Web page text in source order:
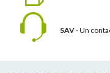
SAV- Un